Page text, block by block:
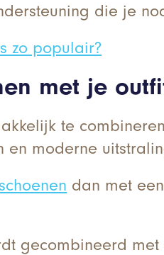
die je
zo populair?
met je
te
en moderne
schoenen dan met
gecombineerd